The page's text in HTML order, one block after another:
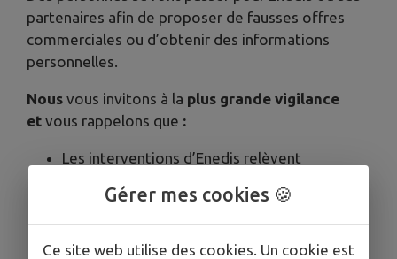
partenaires afin de proposer de fausses offres
commerciales ou d’obtenir des informations
personnelles.
Nous vous invitons à la plus grande vigilance
et vous rappelons que :
Les interventions d’Enedis relèvent
comme le raccordement, la gestion du
compteur Linky, le dépannage ou la mise en
service de l’électricité.
Gérer mes cookies 🍪
Ce site web utilise des cookies. Un cookie est